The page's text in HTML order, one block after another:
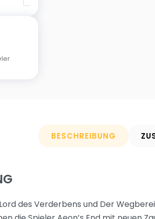
BESCHREIBUNG
des Verderbens und Der